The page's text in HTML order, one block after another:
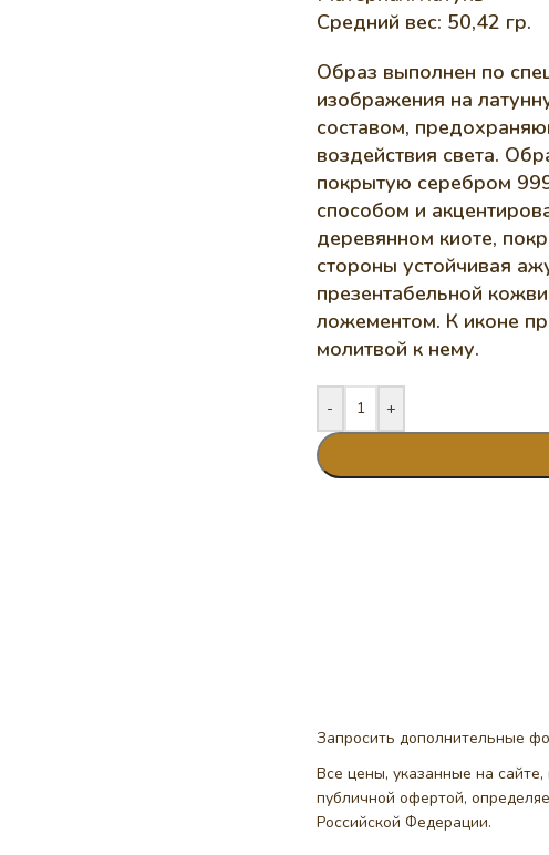
Средний вес: 50,42 гр.
Образ выполнен по
изображения на
составом,
воздействия света.
покрытую серебром
способом и
деревянном киоте,
стороны устойчивая
презентабельной
ложементом. К иконе
молитвой к нему.
- +
Запросить дополнительные
Все цены, указанные на
публичной офертой,
Российской Федерации.